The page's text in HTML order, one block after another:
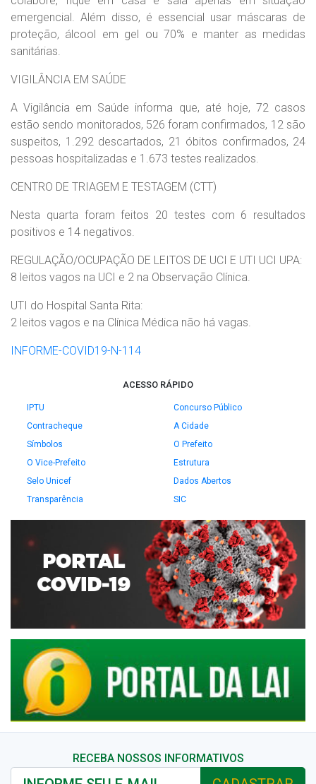
emergencial. Além disso, é essencial usar máscaras de
proteção, álcool em gel ou 70% e manter as medidas
sanitárias.
VIGILÂNCIA EM SAÚDE
A Vigilância em Saúde informa que, até hoje, 72 casos
estão sendo monitorados, 526 foram confirmados, 12 são
suspeitos, 1.292 descartados, 21 óbitos confirmados, 24
pessoas hospitalizadas e 1.673 testes realizados.
CENTRO DE TRIAGEM E TESTAGEM (CTT)
Nesta quarta foram feitos 20 testes com 6 resultados
positivos e 14 negativos.
REGULAÇÃO/OCUPAÇÃO DE LEITOS DE UCI E UTI UCI UPA:
8 leitos vagos na UCI e 2 na Observação Clínica.
UTI do Hospital Santa Rita:
2 leitos vagos e na Clínica Médica não há vagas.
INFORME-COVID19-N-114
ACESSO RÁPIDO
IPTU
Concurso Público
Contracheque
A Cidade
Símbolos
O Prefeito
O Vice-Prefeito
Estrutura
Selo Unicef
Dados Abertos
Transparência
SIC
RECEBA NOSSOS INFORMATIVOS